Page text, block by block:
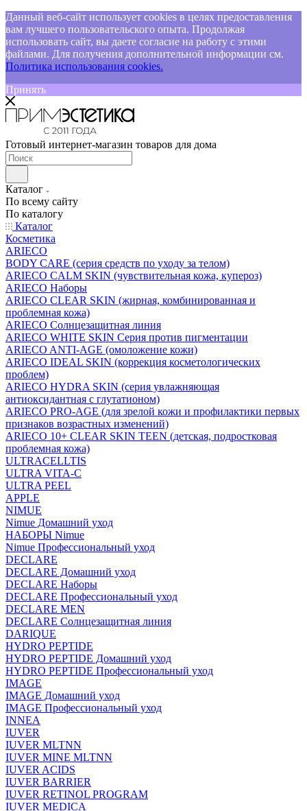
Данный веб-сайт использует cookies в целях предоставления
вам лучшего пользовательского опыта. Продолжая
использовать сайт, вы даете согласие на работу с этими
файлами. Для получения дополнительной информации см.
Политика использования cookies.
Принять
Готовый интернет-магазин товаров для дома
Каталог
По всему сайту
По каталогу
Каталог
Косметика
ARIECO
BODY CARE (серия средств по уходу за телом)
ARIECO CALM SKIN (чувствительная кожа, купероз)
ARIECO Наборы
ARIECO CLEAR SKIN (жирная, комбинированная и
проблемная кожа)
ARIECO Солнцезащитная линия
ARIECO WHITE SKIN Серия против пигментации
ARIECO ANTI-AGE (омоложение кожи)
ARIECO IDEAL SKIN (коррекция косметологических
проблем)
ARIECO HYDRA SKIN (серия увлажняющая
антиоксидантная с глутатионом)
ARIECO PRO-AGE (для зрелой кожи и профилактики первых
признаков возрастных изменений)
ARIECO 10+ CLEAR SKIN TEEN (детская, подростковая
проблемная кожа)
ULTRACELLTIS
ULTRA VITA-C
ULTRA PEEL
APPLE
NIMUE
Nimue Домашний уход
НАБОРЫ Nimue
Nimue Профессиональный уход
DECLARE
DECLARE Домашний уход
DECLARE Наборы
DECLARE Профессиональный уход
DECLARE MEN
DECLARE Солнцезащитная линия
DARIQUE
HYDRO PEPTIDE
HYDRO PEPTIDE Домашний уход
HYDRO PEPTIDE Профессиональный уход
IMAGE
IMAGE Домашний уход
IMAGE Профессиональный уход
INNEA
IUVER
IUVER MLTNN
IUVER MINE MLTNN
IUVER ACIDS
IUVER BARRIER
IUVER RETINOL PROGRAM
IUVER MEDICA